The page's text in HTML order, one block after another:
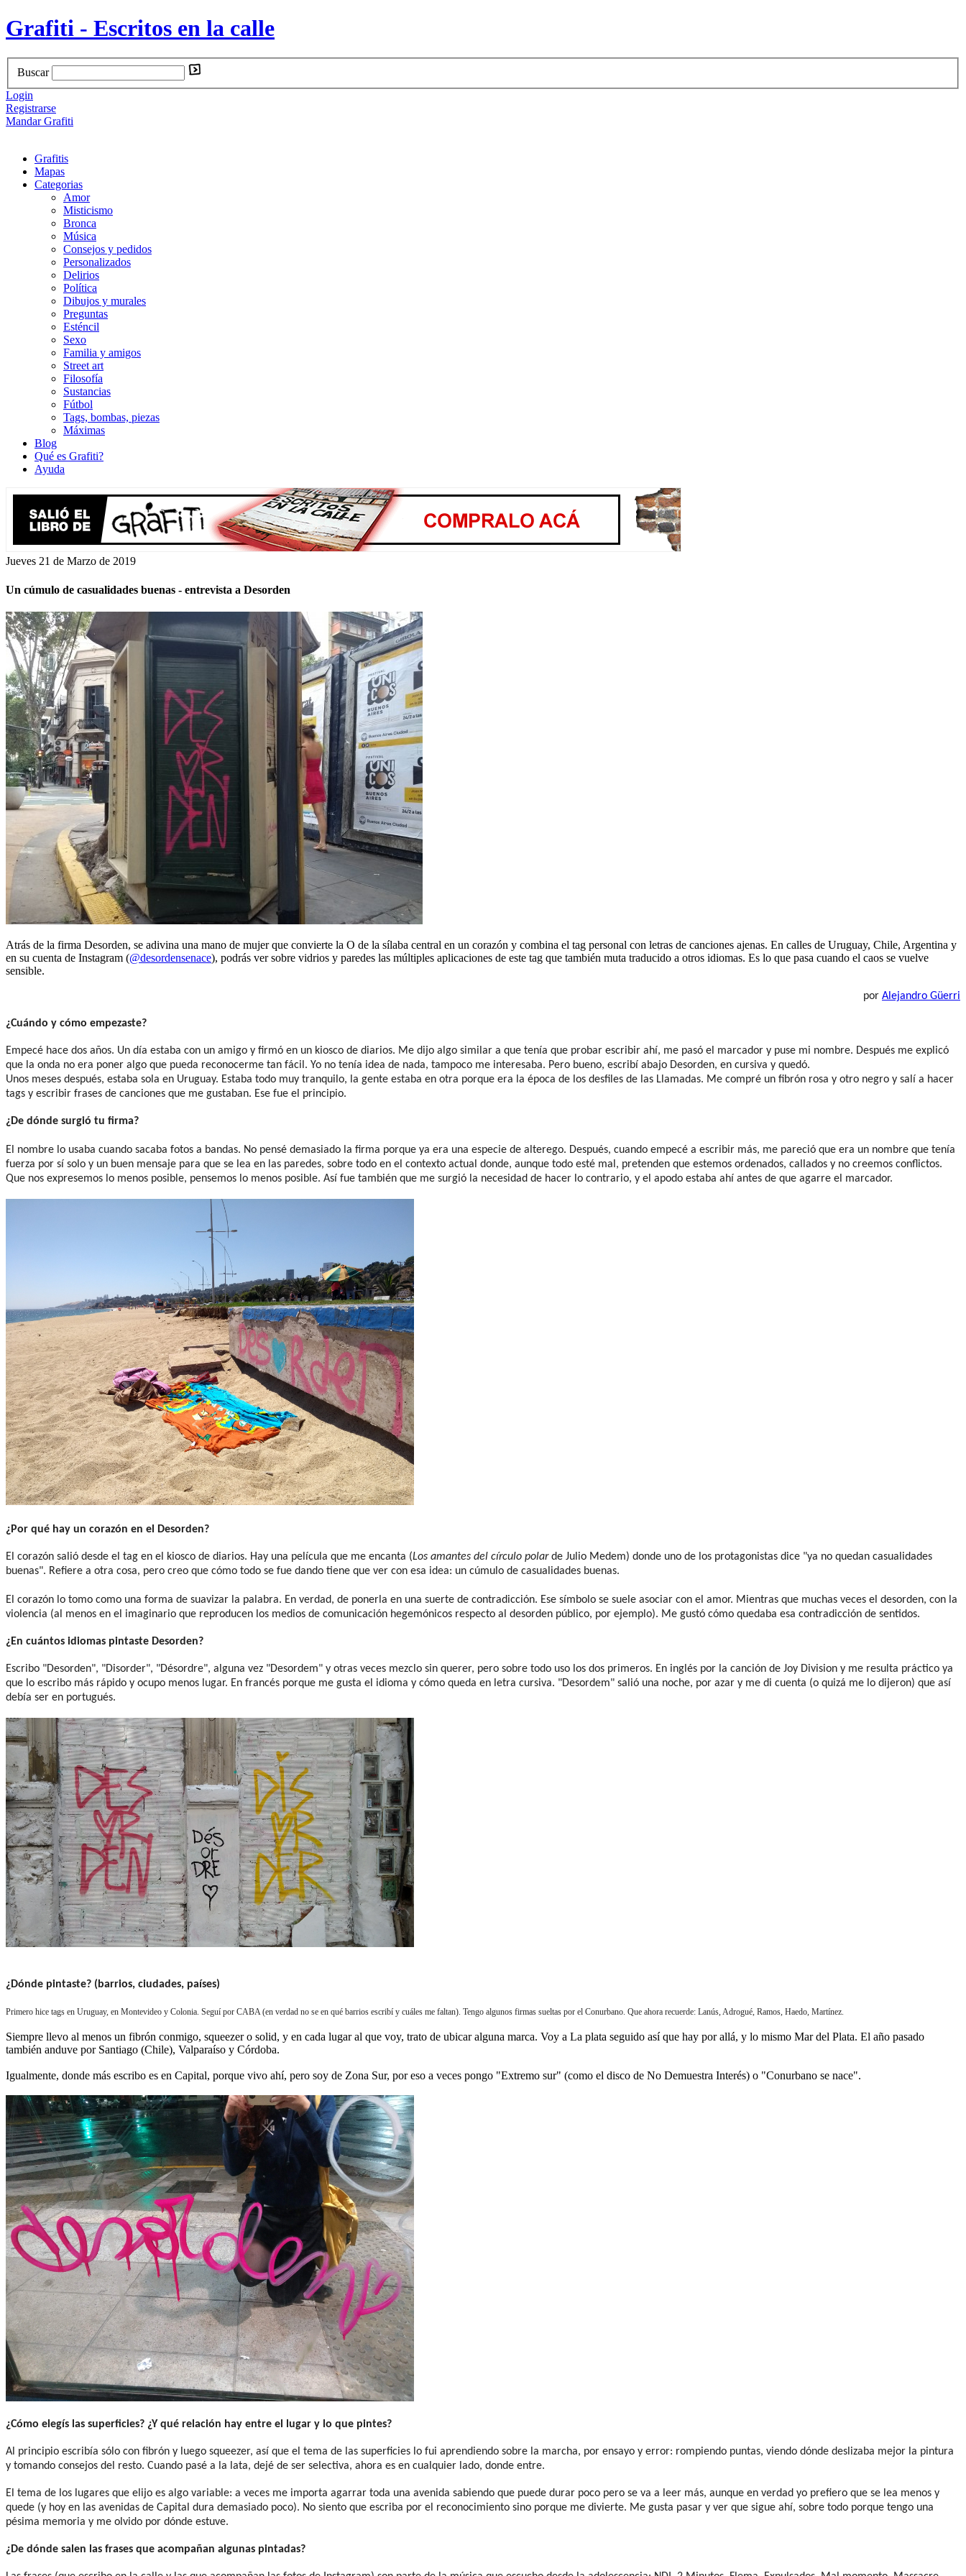
Grafiti - Escritos en la calle
Buscar
Login
Registrarse
Mandar Grafiti
Grafitis
Mapas
Categorias
Amor
Misticismo
Bronca
Música
Consejos y pedidos
Personalizados
Delirios
Política
Dibujos y murales
Preguntas
Esténcil
Sexo
Familia y amigos
Street art
Filosofía
Sustancias
Fútbol
Tags, bombas, piezas
Máximas
Blog
Qué es Grafiti?
Ayuda
Jueves 21 de Marzo de 2019
Un cúmulo de casualidades buenas - entrevista a Desorden
Atrás de la firma Desorden, se adivina una mano de mujer que convierte la O de la sílaba central en un corazón y combina el tag personal con letras de canciones ajenas. En calles de Uruguay, Chile, Argentina y
en su cuenta de Instagram (@desordensenace), podrás ver sobre vidrios y paredes las múltiples aplicaciones de este tag que también muta traducido a otros idiomas. Es lo que pasa cuando el caos se vuelve
sensible.
por Alejandro Güerri
¿Cuándo y cómo empezaste?
Empecé hace dos años. Un día estaba con un amigo y firmó en un kiosco de diarios. Me dijo algo similar a que tenía que probar escribir ahí, me pasó el marcador y puse mi nombre. Después me explicó
que la onda no era poner algo que pueda reconocerme tan fácil. Yo no tenía idea de nada, tampoco me interesaba. Pero bueno, escribí abajo Desorden, en cursiva y quedó.
Unos meses después, estaba sola en Uruguay. Estaba todo muy tranquilo, la gente estaba en otra porque era la época de los desfiles de las Llamadas. Me compré un fibrón rosa y otro negro y salí a hacer
tags y escribir frases de canciones que me gustaban. Ese fue el principio.
¿De dónde surgió tu firma?
El nombre lo usaba cuando sacaba fotos a bandas. No pensé demasiado la firma porque ya era una especie de alterego. Después, cuando empecé a escribir más, me pareció que era un nombre que tenía
fuerza por sí solo y un buen mensaje para que se lea en las paredes, sobre todo en el contexto actual donde, aunque todo esté mal, pretenden que estemos ordenados, callados y no creemos conflictos.
Que nos expresemos lo menos posible, pensemos lo menos posible. Así fue también que me surgió la necesidad de hacer lo contrario, y el apodo estaba ahí antes de que agarre el marcador.
¿Por qué hay un corazón en el Desorden?
El corazón salió desde el tag en el kiosco de diarios. Hay una película que me encanta (Los amantes del círculo polarde Julio Medem) donde uno de los protagonistas dice "ya no quedan casualidades
buenas". Refiere a otra cosa, pero creo que cómo todo se fue dando tiene que ver con esa idea: un cúmulo de casualidades buenas.
El corazón lo tomo como una forma de suavizar la palabra. En verdad, de ponerla en una suerte de contradicción. Ese símbolo se suele asociar con el amor. Mientras que muchas veces el desorden, con la
violencia (al menos en el imaginario que reproducen los medios de comunicación hegemónicos respecto al desorden público, por ejemplo). Me gustó cómo quedaba esa contradicción de sentidos.
¿En cuántos idiomas pintaste Desorden?
Escribo "Desorden", "Disorder", "Désordre", alguna vez "Desordem" y otras veces mezclo sin querer, pero sobre todo uso los dos primeros. En inglés por la canción de Joy Division y me resulta práctico ya
que lo escribo más rápido y ocupo menos lugar. En francés porque me gusta el idioma y cómo queda en letra cursiva. "Desordem" salió una noche, por azar y me di cuenta (o quizá me lo dijeron) que así
debía ser en portugués.
¿Dónde pintaste? (barrios, ciudades, países)
Primero hice tags en Uruguay, en Montevideo y Colonia. Seguí por CABA (en verdad no se en qué barrios escribí y cuáles me faltan). Tengo algunos firmas sueltas por el Conurbano. Que ahora recuerde: Lanús, Adrogué, Ramos, Haedo, Martínez.
Siempre llevo al menos un fibrón conmigo, squeezer o solid, y en cada lugar al que voy, trato de ubicar alguna marca. Voy a La plata seguido así que hay por allá, y lo mismo Mar del Plata. El año pasado
también anduve por Santiago (Chile), Valparaíso y Córdoba.
Igualmente, donde más escribo es en Capital, porque vivo ahí, pero soy de Zona Sur, por eso a veces pongo "Extremo sur" (como el disco de No Demuestra Interés) o "Conurbano se nace".
¿Cómo elegís las superficies? ¿Y qué relación hay entre el lugar y lo que pintes?
Al principio escribía sólo con fibrón y luego squeezer, así que el tema de las superficies lo fui aprendiendo sobre la marcha, por ensayo y error: rompiendo puntas, viendo dónde deslizaba mejor la pintura
y tomando consejos del resto. Cuando pasé a la lata, dejé de ser selectiva, ahora es en cualquier lado, donde entre.
El tema de los lugares que elijo es algo variable: a veces me importa agarrar toda una avenida sabiendo que puede durar poco pero se va a leer más, aunque en verdad yo prefiero que se lea menos y
quede (y hoy en las avenidas de Capital dura demasiado poco). No siento que escriba por el reconocimiento sino porque me divierte. Me gusta pasar y ver que sigue ahí, sobre todo porque tengo una
pésima memoria y me olvido por dónde estuve.
¿De dónde salen las frases que acompañan algunas pintadas?